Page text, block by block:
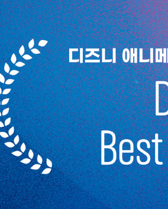
19 Ripped Pants 찢어진 바지
20 Subway Ride 지하철 타기
21 Joe Wears Dad’s Suit 조, 아버지의
22 Regular Old Living 평범한 일상
23 22 Got the Earth Pass! 22, 지구 통
24 Joe’s Gig 조의 공연
25 Memories 기억들
26 Dark 22 어둠의 22
27 Spark Isn’t a Purpose 불꽃은 목적
28 Live Every Minute of Life 매 순간 즐